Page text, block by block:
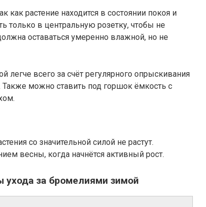
как растение находится в состоянии покоя и
только в центральную розетку, чтобы не
оставаться умеренно влажной, но не
легче всего за счёт регулярного опрыскивания
можно ставить под горшок ёмкость с
со значительной силой не растут.
весны, когда начнётся активный рост.
за бромелиями зимой